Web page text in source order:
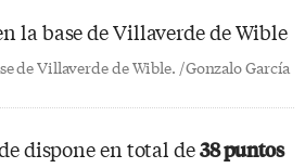
de Villaverde de Wible. /Gonzalo García
dispone en total de38 puntos